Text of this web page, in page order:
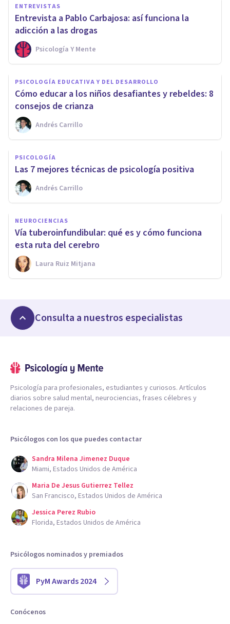
ENTREVISTAS
Entrevista a Pablo Carbajosa: así funciona la
adicción a las drogas
Psicología Y Mente
PSICOLOGÍA EDUCATIVA Y DEL DESARROLLO
Cómo educar a los niños desafiantes y rebeldes: 8
consejos de crianza
Andrés Carrillo
PSICOLOGÍA
Las 7 mejores técnicas de psicología positiva
Andrés Carrillo
NEUROCIENCIAS
Vía tuberoinfundibular: qué es y cómo funciona
esta ruta del cerebro
Laura Ruiz Mitjana
Consulta a nuestros especialistas
Psicología para profesionales, estudiantes y curiosos. Artículos
diarios sobre salud mental, neurociencias, frases célebres y
relaciones de pareja.
Psicólogos con los que puedes contactar
Sandra Milena Jimenez Duque
Miami, Estados Unidos de América
Maria De Jesus Gutierrez Tellez
San Francisco, Estados Unidos de América
Jessica Perez Rubio
Florida, Estados Unidos de América
Psicólogos nominados y premiados
PyM Awards 2024
Conócenos